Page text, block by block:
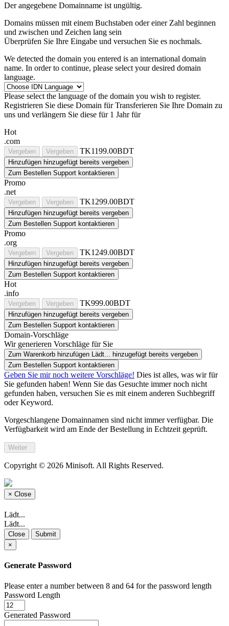
Der angegebene Domainname ist ungültig.
Domains müssen mit einem Buchstaben oder einer Zahl beginnen
und zwischen und Zeichen lang sein
Überprüfen Sie Ihre Eingabe und versuchen Sie es nochmals.
We detected the domain you entered is an international domain
name. In order to continue, please select your desired domain
language.
Please select the language of the domain you wish to register.
Registrieren Sie diese Domain für Transferieren Sie Ihre Domain zu
uns und verlängern Sie diese für 1 Jahr für
Hot
.com
Vergeben Vergeben TK1199.00BDT
Hinzufügen hinzugefügt bereits vergeben
Zum Bestellen Support kontaktieren
Promo
.net
Vergeben Vergeben TK1299.00BDT
Hinzufügen hinzugefügt bereits vergeben
Zum Bestellen Support kontaktieren
Promo
.org
Vergeben Vergeben TK1249.00BDT
Hinzufügen hinzugefügt bereits vergeben
Zum Bestellen Support kontaktieren
Hot
.info
Vergeben Vergeben TK999.00BDT
Hinzufügen hinzugefügt bereits vergeben
Zum Bestellen Support kontaktieren
Domain-Vorschläge
Wir generieren Vorschläge für Sie
Zum Warenkorb hinzufügen Lädt... hinzugefügt bereits vergeben
Zum Bestellen Support kontaktieren
Geben Sie mir noch weitere Vorschläge! Dies ist alles, was wir für
Sie gefunden haben! Wenn Sie das Gesuchte immer noch nicht
gefunden haben, versuchen Sie es mit einem anderen Suchbegriff
oder Keyword.
Vorgeschlangene Domainnamen sind nicht immer verfügbar. Die
Verfügbarkeit wird am Ende der Bestellung in Echtzeit geprüft.
Copyright © 2026 Minisoft. All Rights Reserved.
× Close
Lädt...
Lädt...
Close
Submit
×
Generate Password
Please enter a number between 8 and 64 for the password length
Password Length
Generated Password